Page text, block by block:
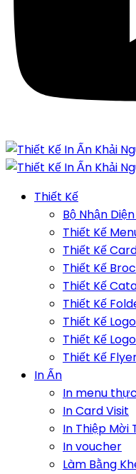
Thiết Kế
Bộ Nhận
Thiết Kế
Thiết Kế
Thiết Kế
Thiết Kế
Thiết Kế
Thiết Kế Logo
Thiết Kế
Thiết Kế
In Ấn
In menu
In Card Visit
In Thiệp Mời
In voucher
Làm Bằng